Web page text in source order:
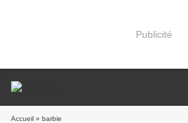
Publicité
Accueil » barbie